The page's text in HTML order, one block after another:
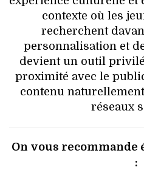
contexte où les
recherchent
personnalisation et
devient un outil
proximité avec le
contenu
réseaux
On vous recommande
: